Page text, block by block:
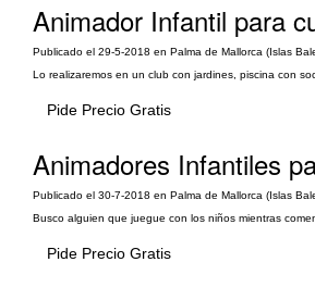
Animador Infantil para
Publicado el 29-5-2018 en Palma de Mallorca (Islas
Lo realizaremos en un club con jardines, piscina con
Pide Precio Gratis
Animadores Infantiles
Publicado el 30-7-2018 en Palma de Mallorca (Islas
Busco alguien que juegue con los niños mientras
Pide Precio Gratis